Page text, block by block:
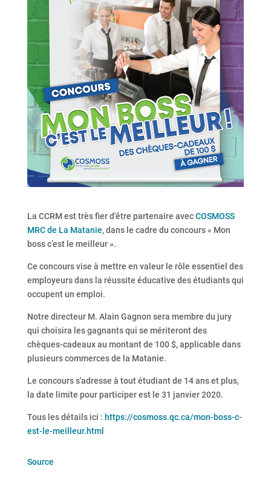
La CCRM est très fier d'être partenaire avecCOSMOSS
MRC de La Matanie, dans le cadre du concours « Mon
boss c’est le meilleur ».
Ce concours vise à mettre en valeur le rôle essentiel des
employeurs dans la réussite éducative des étudiants qui
occupent un emploi.
Notre directeur M. Alain Gagnon sera membre du jury
qui choisira les gagnants qui se mériteront des
chèques-cadeaux au montant de 100 $, applicable dans
plusieurs commerces de la Matanie.
Le concours s'adresse à tout étudiant de 14 ans et plus,
la date limite pour participer est le 31 janvier 2020.
Tous les détails ici : https://cosmoss.qc.ca/mon-boss-c-
est-le-meilleur.html
Source